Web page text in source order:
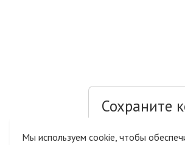
Сохраните
Мы используем cookie, чтобы